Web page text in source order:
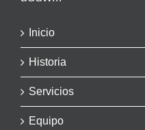
Inicio
Historia
Servicios
Equipo